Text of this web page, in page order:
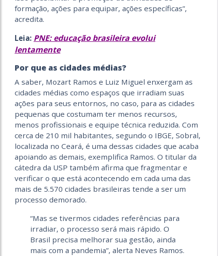
formação, ações para equipar, ações específicas”,
acredita.
Leia: PNE: educação brasileira evolui
lentamente
Por que as cidades médias?
A saber, Mozart Ramos e Luiz Miguel enxergam as
cidades médias como espaços que irradiam suas
ações para seus entornos, no caso, para as cidades
pequenas que costumam ter menos recursos,
menos profissionais e equipe técnica reduzida. Com
cerca de 210 mil habitantes, segundo o IBGE, Sobral,
localizada no Ceará, é uma dessas cidades que acaba
apoiando as demais, exemplifica Ramos. O titular da
cátedra da USP também afirma que fragmentar e
verificar o que está acontecendo em cada uma das
mais de 5.570 cidades brasileiras tende a ser um
processo demorado.
“Mas se tivermos cidades referências para
irradiar, o processo será mais rápido. O
Brasil precisa melhorar sua gestão, ainda
mais com a pandemia”, alerta Neves Ramos.